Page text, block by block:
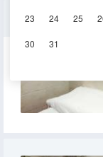
23 24 25
30 31